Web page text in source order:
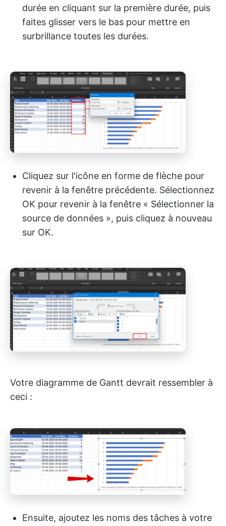
durée en cliquant sur la première durée, puis
faites glisser vers le bas pour mettre en
surbrillance toutes les durées.
Cliquez sur l'icône en forme de flèche pour
revenir à la fenêtre précédente. Sélectionnez
OK pour revenir à la fenêtre « Sélectionner la
source de données », puis cliquez à nouveau
sur OK.
Votre diagramme de Gantt devrait ressembler à
ceci :
Ensuite, ajoutez les noms des tâches à votre